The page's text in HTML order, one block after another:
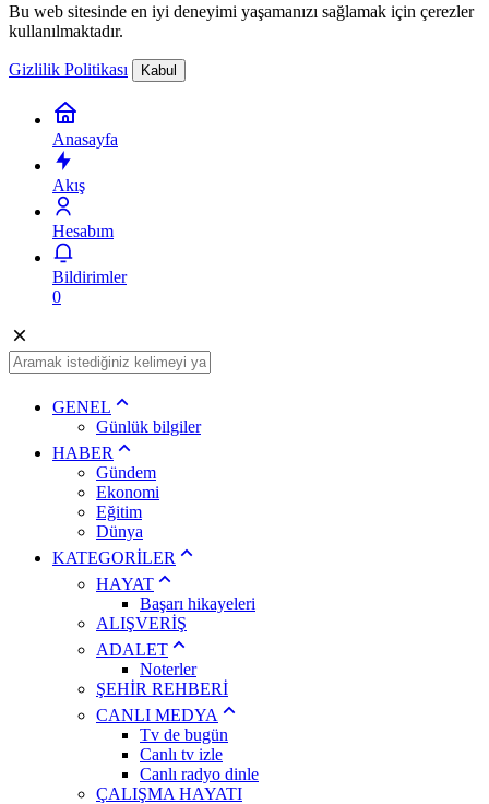
Bu web sitesinde en iyi deneyimi yaşamanızı sağlamak için çerezler
kullanılmaktadır.
Gizlilik Politikası Kabul
Anasayfa
Akış
Hesabım
Bildirimler
0
GENEL
Günlük bilgiler
HABER
Gündem
Ekonomi
Eğitim
Dünya
KATEGORİLER
HAYAT
Başarı hikayeleri
ALIŞVERİŞ
ADALET
Noterler
ŞEHİR REHBERİ
CANLI MEDYA
Tv de bugün
Canlı tv izle
Canlı radyo dinle
ÇALIŞMA HAYATI